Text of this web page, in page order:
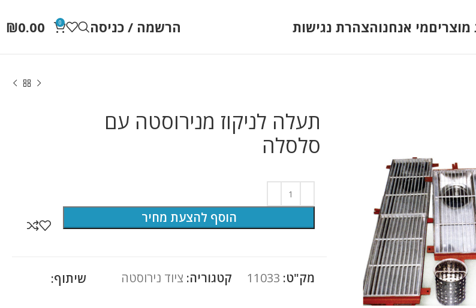
מוצריםמי אנחנוהצהרת נגישות הרשמה / כניסה 0
₪0.00
תעלה לניקוז מנירוסטה עם
סלסלה
הוסף להצעת מחיר
מק"ט: 11033 קטגוריה: ציוד נירוסטה שיתוף: